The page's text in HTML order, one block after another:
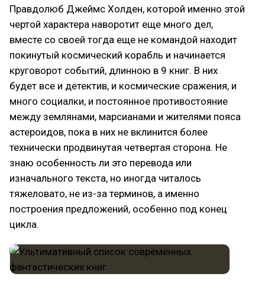
Правдолюб Джеймс Холден, которой именно этой
чертой характера наворотит еще много дел,
вместе со своей тогда еще не командой находит
покинутый космический корабль и начинается
круговорот событий, длинною в 9 книг. В них
будет все и детектив, и космические сражения, и
много социалки, и постоянное противостояние
между землянами, марсианами и жителями пояса
астероидов, пока в них не вклинится более
технически продвинутая четвертая сторона. Не
знаю особенность ли это перевода или
изначального текста, но иногда читалось
тяжеловато, не из-за терминов, а именно
построения предложений, особенно под конец
цикла.